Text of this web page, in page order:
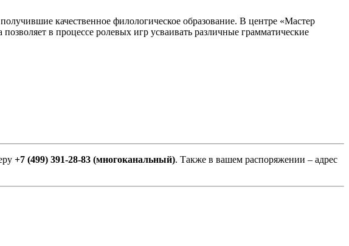
качественное филологическое образование. В центре «Мастер
в процессе ролевых игр усваивать различные грамматические
+7 (499) 391-28-83 (многоканальный). Также в вашем распоряжении – адрес